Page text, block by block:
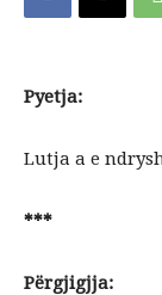
Pyetja:
Lutja a e
***
Përgjigjja: